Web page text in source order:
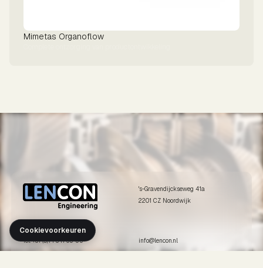
Mimetas Organoflow
's-Gravendijckseweg 41a
2201 CZ Noordwijk
Tel. +31 (0)71 341 65 55 info@lencon.nl
Cookievoorkeuren